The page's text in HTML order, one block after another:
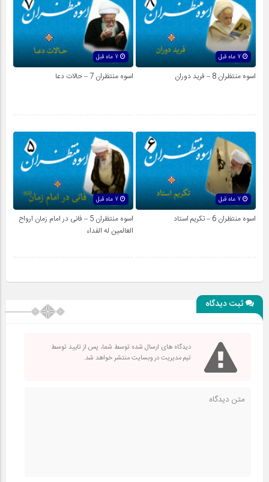
7 ماه قبل
اسوه منتظران 8 – فرید دوران اسوه منتظران 7 – حالات دعا
7 ماه قبل
اسوه منتظران 6 – تکریم استاد
اسوه منتظران 5 – فانی در امام زمان ارواح
العالمين له الفداء
ثبت دیدگاه
دیدگاه های ارسال شده توسط شما، پس از تایید توسط
تیم مدیریت در وبسایت منتشر خواهد شد.